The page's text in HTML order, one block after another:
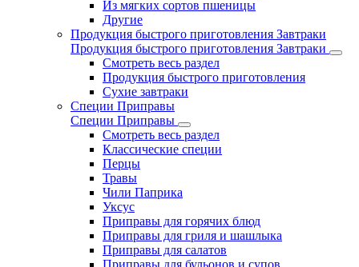
Из мягких сортов пшеницы
Другие
Продукция быстрого приготовления Завтраки
Продукция быстрого приготовления Завтраки
Смотреть весь раздел
Продукция быстрого приготовления
Сухие завтраки
Специи Приправы
Специи Приправы
Смотреть весь раздел
Классические специи
Перцы
Травы
Чили Паприка
Уксус
Приправы для горячих блюд
Приправы для гриля и шашлыка
Приправы для салатов
Приправы для бульонов и супов